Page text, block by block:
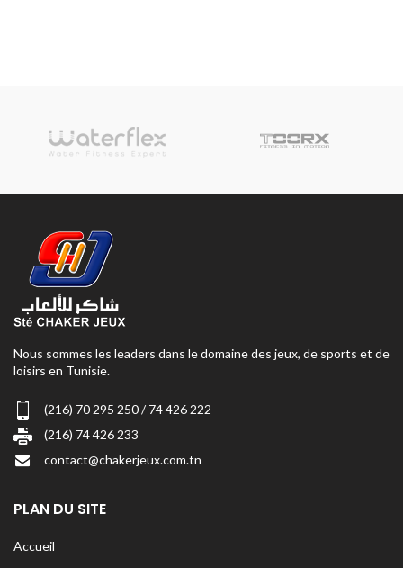
Nous sommes les leaders dans le domaine des jeux, de sports et de
loisirs en Tunisie.
(216) 70 295 250 / 74 426 222
(216) 74 426 233
contact@chakerjeux.com.tn
PLAN DU SITE
Accueil